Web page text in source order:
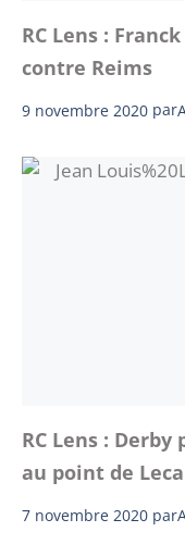
RC Lens :
contre Reims
9 novembre 2020 par
RC Lens :
au point de Leca
7 novembre 2020 par